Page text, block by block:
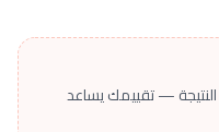
— تقييمك يساعد